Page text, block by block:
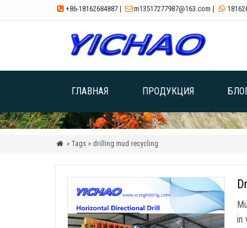
 +86-18162684887 | m13517277987@163.com | 
ГЛАВНАЯ ПРОДУКЦИЯ
 » Tags » drilling mud recycling
in